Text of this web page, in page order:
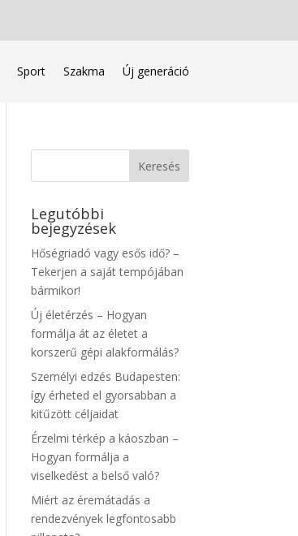
Sport Szakma Új generáció
Legutóbbi
bejegyzések
Hőségriadó vagy esős idő? –
Tekerjen a saját tempójában
bármikor!
Új életérzés – Hogyan
formálja át az életet a
korszerű gépi alakformálás?
Személyi edzés Budapesten:
így érheted el gyorsabban a
kitűzött céljaidat
Érzelmi térkép a káoszban –
Hogyan formálja a
viselkedést a belső való?
Miért az éremátadás a
rendezvények legfontosabb